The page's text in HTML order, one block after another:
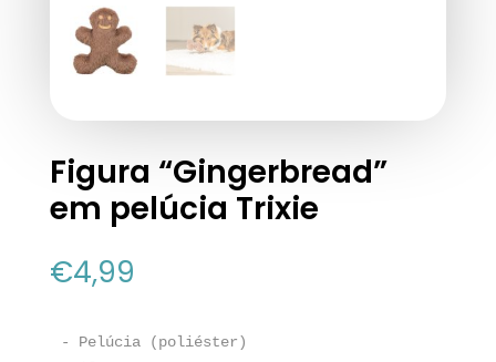
Figura “Gingerbread”
em pelúcia Trixie
€4,99
- Pelúcia (poliéster)